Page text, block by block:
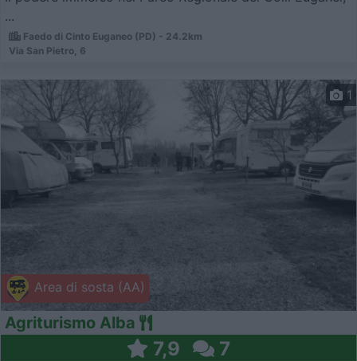
...
Faedo di Cinto Euganeo (PD) - 24.2km
Via San Pietro, 6
Area di sosta (AA)
1
Agriturismo Alba
7,9 7